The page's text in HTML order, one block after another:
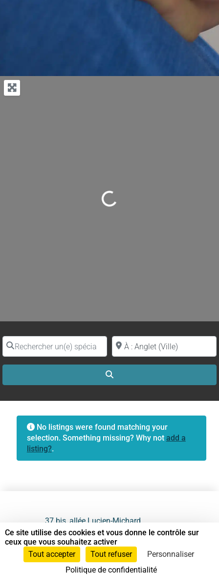
Loading...
Rechercher un(e) spécialiste par nomProche de (ville ou région)
No listings were found matching your
selection. Something missing? Why not add a
listing?.
37 bis, allée Lucien-Michard
93190 Livry-Gargan
06 61 87 28 09
Ce site utilise des cookies et vous donne le contrôle sur
ceux que vous souhaitez activer
Tout accepter
Tout refuser
Personnaliser
Politique de confidentialité